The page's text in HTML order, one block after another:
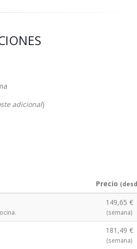
adicional)
Precio
149,65 €
(semana)
181,49 €
(semana)